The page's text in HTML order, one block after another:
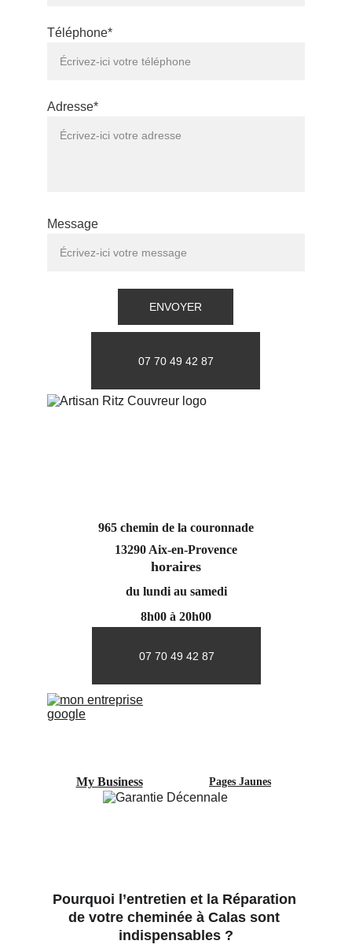
Téléphone*
Adresse*
Message
ENVOYER
07 70 49 42 87
07 70 49 42 87
965 chemin de la couronnade
13290 Aix-en-Provence
horaires
du lundi au samedi
8h00 à 20h00
My Business Pages Jaunes
Pourquoi l’entretien et la Réparation
de votre cheminée à Calas sont
indispensables ?